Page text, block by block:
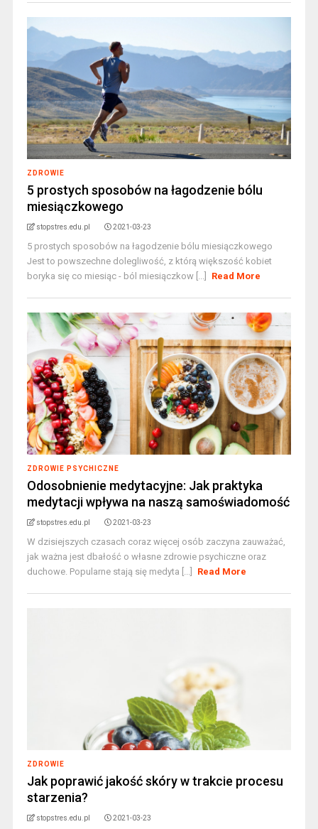
ZDROWIE
5 prostych sposobów na łagodzenie bólu
miesiączkowego
stopstres.edu.pl 2021-03-23
5 prostych sposobów na łagodzenie bólu miesiączkowego
Jest to powszechne dolegliwość, z którą większość kobiet
boryka się co miesiąc - ból miesiączkow [...]
Read More
ZDROWIE PSYCHICZNE
Odosobnienie medytacyjne: Jak praktyka
medytacji wpływa na naszą samoświadomość
stopstres.edu.pl 2021-03-23
W dzisiejszych czasach coraz więcej osób zaczyna zauważać,
jak ważna jest dbałość o własne zdrowie psychiczne oraz
duchowe. Popularne stają się medyta [...]
Read More
ZDROWIE
Jak poprawić jakość skóry w trakcie procesu
starzenia?
stopstres.edu.pl 2021-03-23